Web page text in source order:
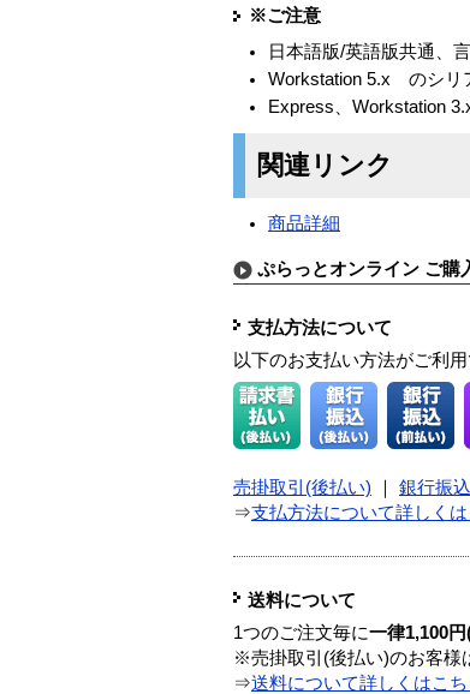
※ご注意
日本語版/英語版共通、
Workstation 5.x のシリ
Express、Workstation
関連リンク
商品詳細
ぷらっとオンライン ご購
支払方法について
以下のお支払い方法がご利用
売掛取引(後払い) 銀行振
⇒支払方法について詳しくは
送料について
1つのご注文毎に一律1,100
※売掛取引(後払い)のお客様
⇒送料について詳しくはこち